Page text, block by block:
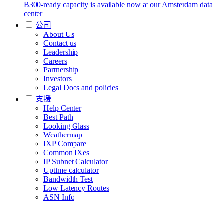
B300-ready capacity is available now at our Amsterdam data
center
公司
About Us
Contact us
Leadership
Careers
Partnership
Investors
Legal Docs and policies
支援
Help Center
Best Path
Looking Glass
Weathermap
IXP Compare
Common IXes
IP Subnet Calculator
Uptime calculator
Bandwidth Test
Low Latency Routes
ASN Info